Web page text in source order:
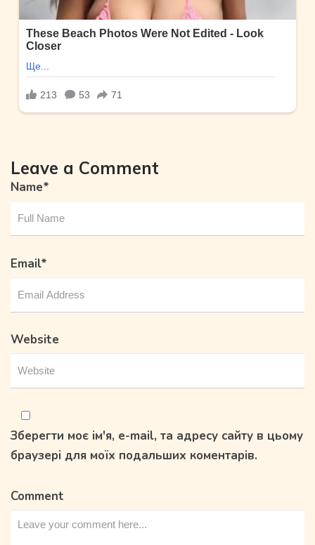
Leave a Comment
Name*
Email*
Website
Зберегти моє ім'я, e-mail, та адресу сайту в цьому
браузері для моїх подальших коментарів.
Comment